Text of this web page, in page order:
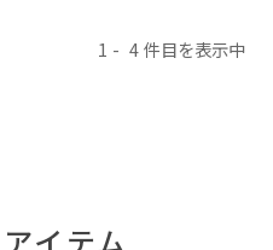
1 4
イテム